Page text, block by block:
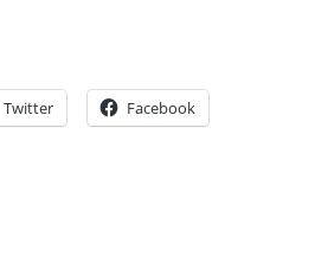
Twitter Facebook